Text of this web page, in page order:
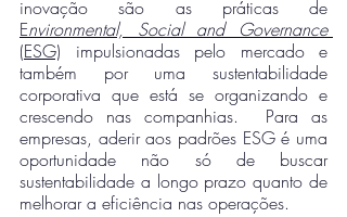
Environmental, Social and Governance
(ESG) impulsionadas pelo mercado e
também por uma sustentabilidade
corporativa que está se organizando e
crescendo nas companhias.  Para as
empresas, aderir aos padrões ESG é uma
oportunidade não só de buscar
sustentabilidade a longo prazo quanto de
melhorar a eficiência nas operações.